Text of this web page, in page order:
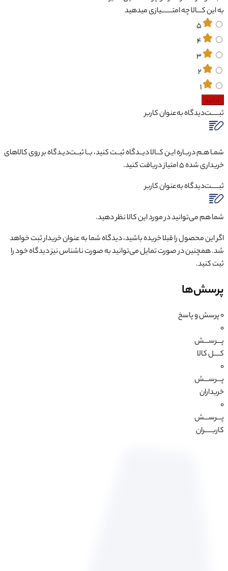
به این کـــالا چه امتـــــــیازی میدهید
ادامه
ثبـــــت‌دیدگاهبه‌عنوان کاربر
شمـا هـم دربـاره ایـن کــالا دیــدگاه ثبــت کنید، بــا ثبــت‌دیـدگاه بر روی کالاهای
خریداری شده ۵ امتیاز دریافت کنید.
ثبـــــت‌دیدگاهبه‌عنوان کاربر
شما هم می‌توانید در مورد این کالا نظر دهید.
اگر این محصول را قبلا خریده باشید، دیدگاه شما به عنوان خریدار ثبت خواهد
شد. همچنین در صورت تمایل می‌توانید به صورت ناشناس نیز دیدگاه خود را
ثبت کنید.
پرسش‌ها
0پرسش و پاسخ
0
پـــرســـش
کــــل کالا
0
پـــرســـش
خریداران
0
پـــرســـش
کاربـــــران